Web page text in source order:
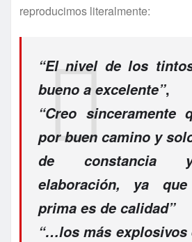
reproducimos literalmente:
“El nivel de los
bueno a excelente”,
“Creo sinceramente
por buen camino y
de constancia
elaboración, ya
prima es de calidad”
“…los más explosivos